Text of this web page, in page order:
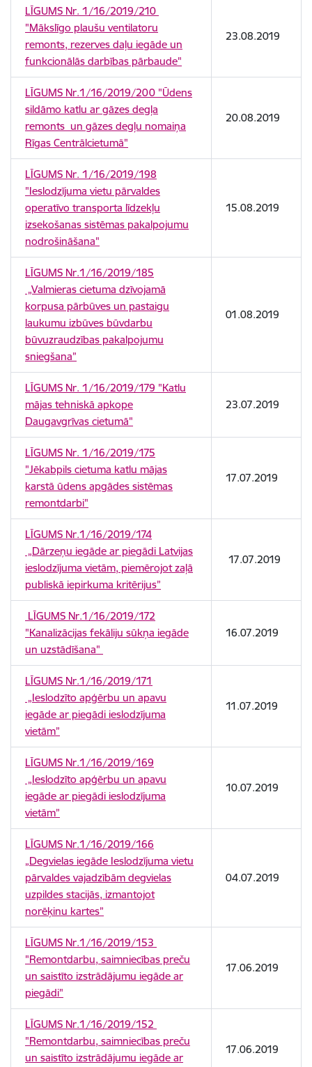
LĪGUMS Nr. 1/16/2019/210
"Mākslīgo plaušu ventilatoru
remonts, rezerves daļu iegāde un
funkcionālās darbības pārbaude"
23.08.2019
LĪGUMS Nr.1/16/2019/200 "Ūdens
sildāmo katlu ar gāzes degļa
remonts un gāzes degļu nomaiņa
Rīgas Centrālcietumā"
20.08.2019
LĪGUMS Nr. 1/16/2019/198
"Ieslodzījuma vietu pārvaldes
operatīvo transporta līdzekļu
izsekošanas sistēmas pakalpojumu
nodrošināšana"
15.08.2019
LĪGUMS Nr.1/16/2019/185
„Valmieras cietuma dzīvojamā
korpusa pārbūves un pastaigu
laukumu izbūves būvdarbu
būvuzraudzības pakalpojumu
sniegšana”
01.08.2019
LĪGUMS Nr. 1/16/2019/179 "Katlu
mājas tehniskā apkope
Daugavgrīvas cietumā"
23.07.2019
LĪGUMS Nr. 1/16/2019/175
"Jēkabpils cietuma katlu mājas
karstā ūdens apgādes sistēmas
remontdarbi"
17.07.2019
LĪGUMS Nr.1/16/2019/174
„Dārzeņu iegāde ar piegādi Latvijas
ieslodzījuma vietām, piemērojot zaļā
publiskā iepirkuma kritērijus”
17.07.2019
LĪGUMS Nr.1/16/2019/172
"Kanalizācijas fekāliju sūkņa iegāde
un uzstādīšana"
16.07.2019
LĪGUMS Nr.1/16/2019/171
„Ieslodzīto apģērbu un apavu
iegāde ar piegādi ieslodzījuma
vietām”
11.07.2019
LĪGUMS Nr.1/16/2019/169
„Ieslodzīto apģērbu un apavu
iegāde ar piegādi ieslodzījuma
vietām”
10.07.2019
LĪGUMS Nr.1/16/2019/166
„Degvielas iegāde Ieslodzījuma vietu
pārvaldes vajadzībām degvielas
uzpildes stacijās, izmantojot
norēķinu kartes”
04.07.2019
LĪGUMS Nr.1/16/2019/153
"Remontdarbu, saimniecības preču
un saistīto izstrādājumu iegāde ar
piegādi"
17.06.2019
LĪGUMS Nr.1/16/2019/152
"Remontdarbu, saimniecības preču
un saistīto izstrādājumu iegāde ar
17.06.2019